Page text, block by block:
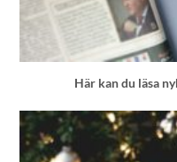
Här kan du läsa